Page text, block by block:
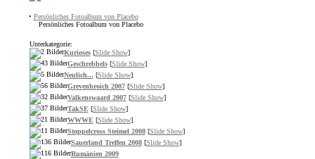
• Persönliches Fotoalbum von Placebo
Persönliches Fotoalbum von Placebo
Unterkategorie:
Kurioses[Slide Show]
Geschrebbels[Slide Show]
Neulich... [Slide Show]
Grevenbroich 2007[Slide Show]
Valkenswaard 2007[Slide Show]
TakSE [Slide Show]
WWWE [Slide Show]
Stoppelcross Steimel 2008[Slide Show]
Sauerland Treffen 2008[Slide Show]
Rumänien 2009